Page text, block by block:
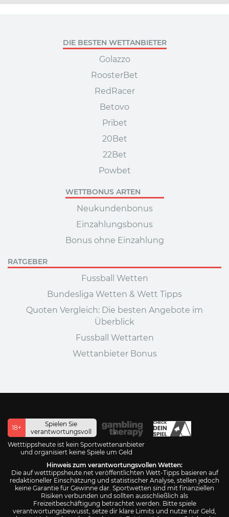
DIE BESTEN WETTANBIETER
Golazzo
RoosterBet
RedRacer
Betovo
Pribet
20Bet
22Bet
Powbet
WETTBONUS ARTEN
Neukundenbonus
Einzahlungsbonus
Bonus ohne Einzahlung
RATGEBER
Fussball Wetten
Bundesliga Wetten & Wett Tipps
Quoten Vergleich: Die besten Angebote im
Überblick
Fussball Wettarten
Wettanbieter Bonus
18+
Spielen Sie
verantwortungsvoll
Wetttippsheute ist kein Sportwettenanbieter
und organisiert keine Spiele um Geld
Hinweis zum verantwortungsvollen Wetten:
Die auf wetttippsheute.net veröffentlichten Wett-Tipps basieren auf
redaktioneller Einschätzung und statistischer Analyse, stellen jedoch
keine Garantie für Gewinne dar. Sportwetten sind mit finanziellen
Risiken verbunden und sollten ausschließlich als
Freizeitbeschäftigung betrachtet werden. Bitte spiele
verantwortungsbewusst, setze dir klare Limits und nutze nur Geld,